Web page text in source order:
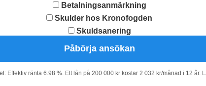
Betalningsanmärkning
Skulder hos Kronofogden
Skuldsanering
Påbörja ansökan
Effektiv ränta 6.98 %. Ett lån på 200 000 kr kostar 2 032 kr/månad i 12 år.